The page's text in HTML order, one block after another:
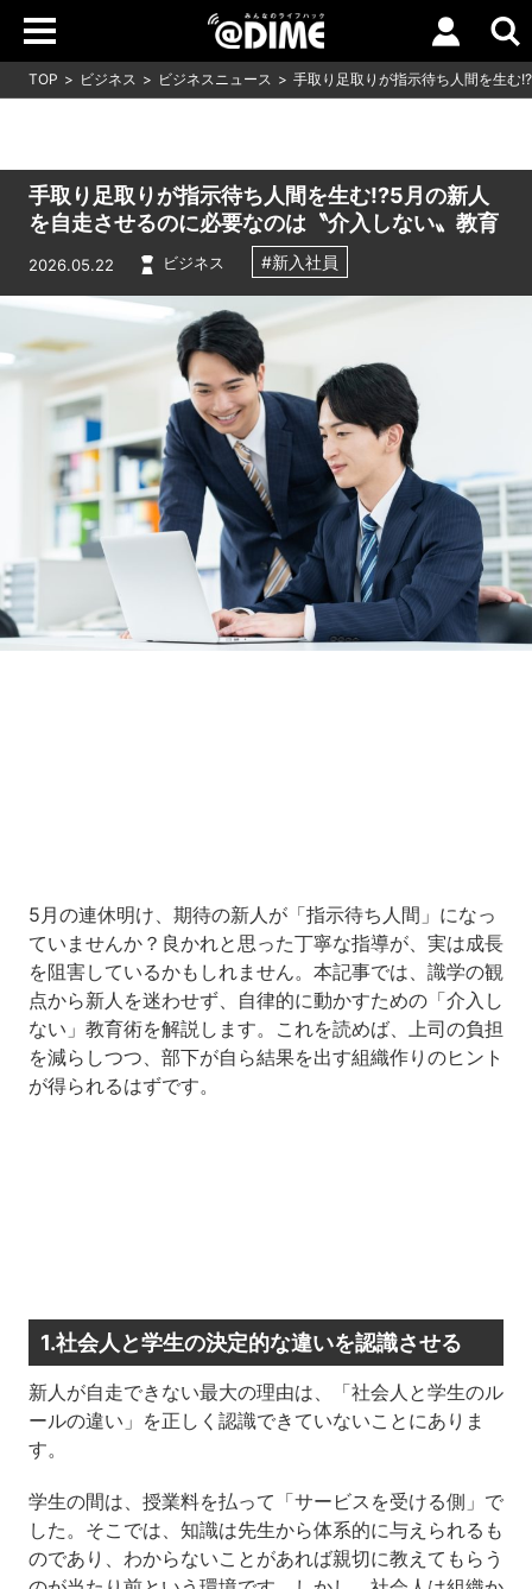
TOP ビジネス ビジネスニュース 手取り足取りが指示待ち人間を生む
手取り足取りが指示待ち人間を生む!?5月の新人
を自走させるのに必要なのは〝介入しない〟教育
2026.05.22 ビジネス #新入社員
5月の連休明け、期待の新人が「指示待ち人間」になっ
ていませんか？良かれと思った丁寧な指導が、実は成長
を阻害しているかもしれません。本記事では、識学の観
点から新人を迷わせず、自律的に動かすための「介入し
ない」教育術を解説します。これを読めば、上司の負担
を減らしつつ、部下が自ら結果を出す組織作りのヒント
が得られるはずです。
1.社会人と学生の決定的な違いを認識させる
新人が自走できない最大の理由は、「社会人と学生のル
ールの違い」を正しく認識できていないことにありま
す。
学生の間は、授業料を払って「サービスを受ける側」で
した。そこでは、知識は先生から体系的に与えられるも
のであり、わからないことがあれば親切に教えてもらう